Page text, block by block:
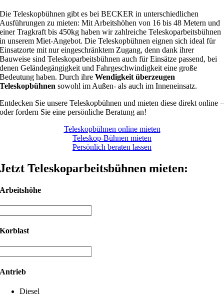
Die Teleskopbühnen gibt es bei BECKER in unterschiedlichen
Ausführungen zu mieten: Mit Arbeitshöhen von 16 bis 48 Metern und
einer Tragkraft bis 450kg haben wir zahlreiche Teleskoparbeitsbühnen
in unserem Miet-Angebot. Die Teleskopbühnen eignen sich ideal für
Einsatzorte mit nur eingeschränktem Zugang, denn dank ihrer
Bauweise sind Teleskoparbeitsbühnen auch für Einsätze passend, bei
denen Geländegängigkeit und Fahrgeschwindigkeit eine große
Bedeutung haben. Durch ihreWendigkeit überzeugen
Teleskopbühnen sowohl im Außen- als auch im Inneneinsatz.
Entdecken Sie unsere Teleskopbühnen und mieten diese direkt online –
oder fordern Sie eine persönliche Beratung an!
Teleskopbühnen online mieten
Teleskop-Bühnen mieten
Persönlich beraten lassen
Jetzt Teleskoparbeitsbühnen mieten:
Arbeitshöhe
Korblast
Antrieb
Diesel